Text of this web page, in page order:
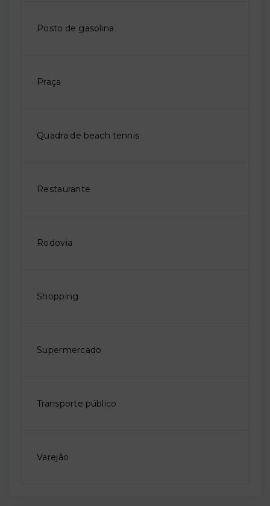
Posto de gasolina
Praça
Quadra de beach tennis
Restaurante
Rodovia
Shopping
Supermercado
Transporte público
Varejão